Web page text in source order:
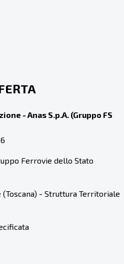
- Anas S.p.A. (Gruppo FS
Ferrovie dello Stato
(Toscana) - Struttura Territoriale